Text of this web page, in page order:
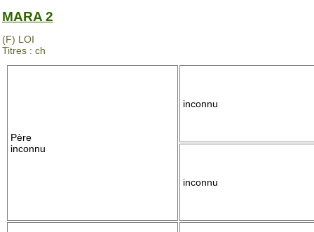
MARA 2
(F) LOI
Titres : ch
Père
inconnu
inconnu
inconnu